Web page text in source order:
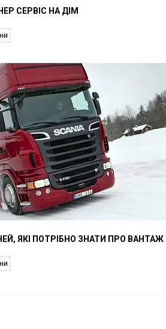
СЕРВІС НА ДІМ
ЯКІ ПОТРІБНО ЗНАТИ ПРО ВАНТАЖ